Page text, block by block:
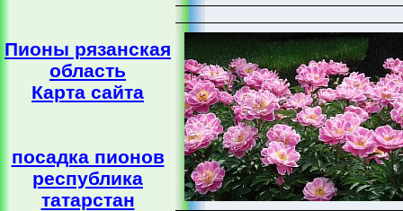
Пионы рязанская
область
Карта сайта
посадка пионов
республика
татарстан